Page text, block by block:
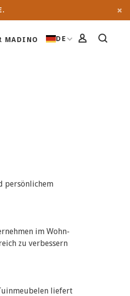
MADINO DE
persönlichem
im Wohn-
zu verbessern
liefert